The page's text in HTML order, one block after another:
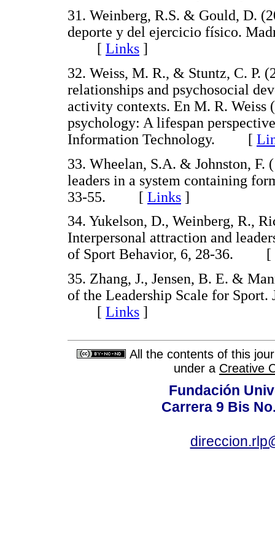
31. Weinberg, R.S. & Gould, D.
deporte y del ejercicio físico.
[ Links ]
32. Weiss, M. R., & Stuntz, C. P.
relationships and psychosocial
activity contexts. En M. R. Weiss
psychology: A lifespan
Information Technology. [
33. Wheelan, S.A. & Johnston,
leaders in a system containing
33-55. [ Links ]
34. Yukelson, D., Weinberg, R.,
Interpersonal attraction and
of Sport Behavior, 6, 28-36. [
35. Zhang, J., Jensen, B. E. &
of the Leadership Scale for
[ Links ]
All the contents of this
under a Creative
Fundación
Carrera 9 Bis